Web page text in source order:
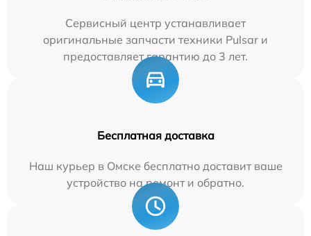
Сервисный центр устанавливает
оригинальные запчасти техники Pulsar и
предоставляет гарантию до 3 лет.
Бесплатная доставка
Наш курьер в Омске бесплатно доставит ваше
устройство на ремонт и обратно.